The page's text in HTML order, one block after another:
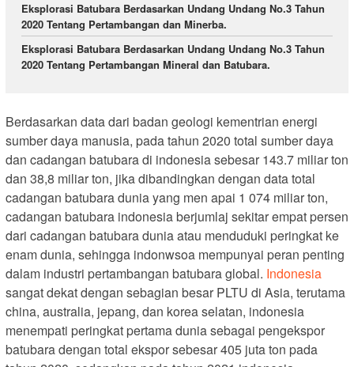
Eksplorasi Batubara Berdasarkan Undang Undang No.3 Tahun
2020 Tentang Pertambangan dan Minerba.
Eksplorasi Batubara Berdasarkan Undang Undang No.3 Tahun
2020 Tentang Pertambangan Mineral dan Batubara.
Berdasarkan data dari badan geologi kementrian energi
sumber daya manusia, pada tahun 2020 total sumber daya
dan cadangan batubara di indonesia sebesar 143.7 miliar ton
dan 38,8 miliar ton, jika dibandingkan dengan data total
cadangan batubara dunia yang men apai 1 074 miliar ton,
cadangan batubara indonesia berjumlaj sekitar empat persen
dari cadangan batubara dunia atau menduduki peringkat ke
enam dunia, sehingga indonwsoa mempunyai peran penting
dalam industri pertambangan batubara global. Indonesia
sangat dekat dengan sebagian besar PLTU di Asia, terutama
china, australia, jepang, dan korea selatan, indonesia
menempati peringkat pertama dunia sebagai pengekspor
batubara dengan total ekspor sebesar 405 juta ton pada